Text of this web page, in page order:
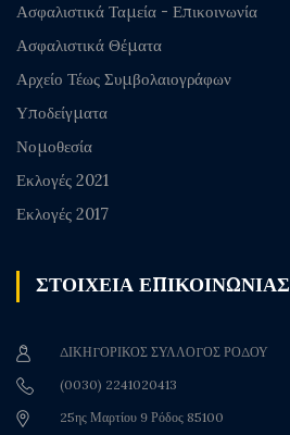
Ασφαλιστικά Ταμεία - Επικοινωνία
Ασφαλιστικά Θέματα
Αρχείο Τέως Συμβολαιογράφων
Υποδείγματα
Νομοθεσία
Εκλογές 2021
Εκλογές 2017
ΣΤΟΙΧΕΙΑ ΕΠΙΚΟΙΝΩΝΙΑΣ
ΔΙΚΗΓΟΡΙΚΟΣ ΣΥΛΛΟΓΟΣ ΡΟΔΟΥ
(0030) 2241020413
25ης Μαρτίου 9 Ρόδος 85100